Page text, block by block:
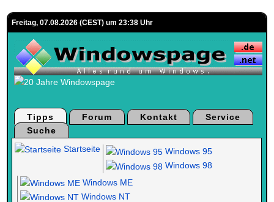
Freitag, 07.08.2026 (CEST) um 23:38 Uhr
Tipps Forum Kontakt
Service
Suche
Startseite
Windows 95
Windows 98
Windows ME
Windows NT